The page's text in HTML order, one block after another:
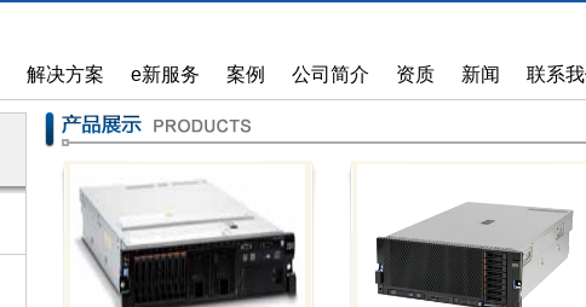
解决方案 e新服务 案例 公司简介 资质 新闻 联系
山东海得朗润
IBM System x3650 M4
山东海得朗润
X3850X5